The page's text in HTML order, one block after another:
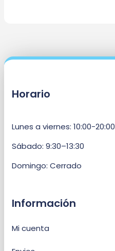
Horario
Lunes a viernes: 10:00-20:00
Sábado: 9:30–13:30
Domingo: Cerrado
Información
Mi cuenta